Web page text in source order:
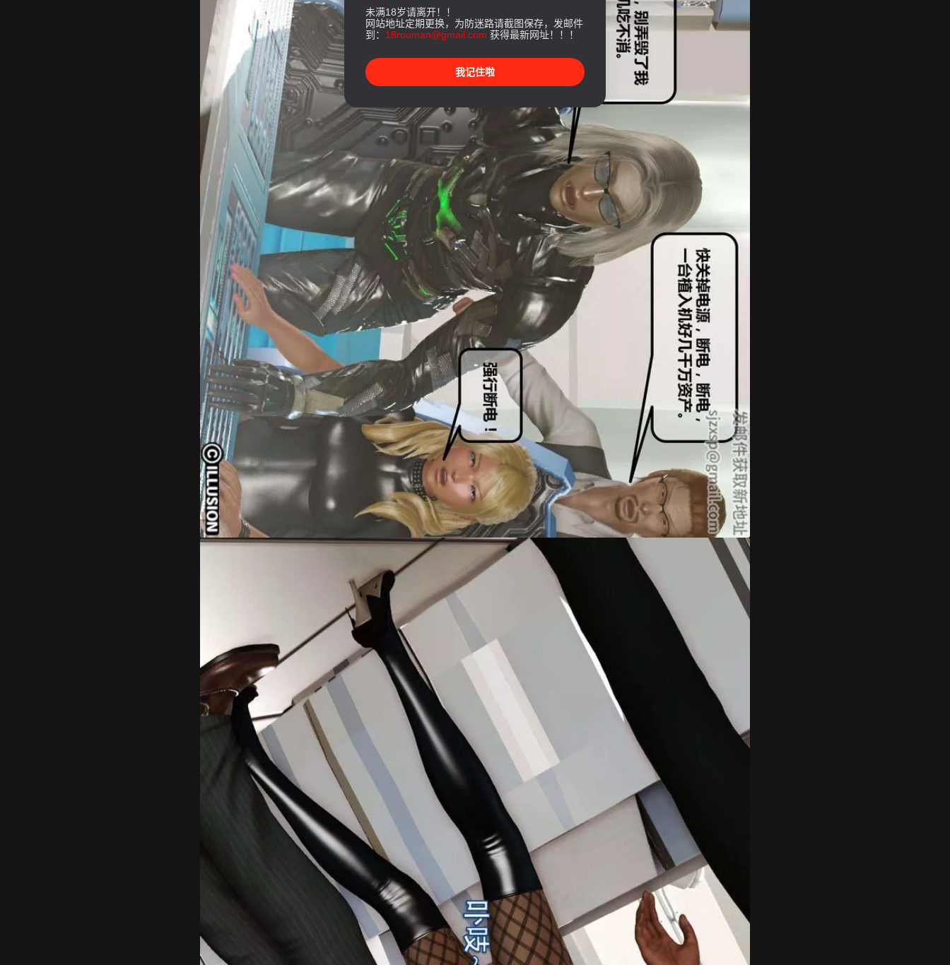
未满18岁请离开！！
网站地址定期更换，为防迷路请截图保存，发邮件
到： 18rouman@gmail.com 获得最新网址！！！
我记住啦